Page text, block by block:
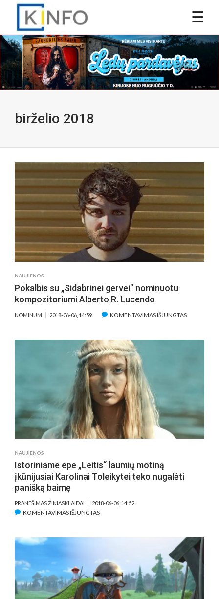
birželio 2018
NAUJIENOS
Pokalbis su „Sidabrinei gervei“ nominuotu
kompozitoriumi Alberto R. Lucendo
NOMINUM 2018-06-06, 14:59 KOMENTAVIMAS IŠJUNGTASĮRAŠE
LUCENDO
NAUJIENOS
Istoriniame epe „Leitis“ laumių motiną
įkūnijusiai Karolinai Toleikytei teko nugalėti
panišką baimę
PRANEŠIMAS ŽINIASKLAIDAI 2018-06-06, 14:52
KOMENTAVIMAS IŠJUNGTASĮRAŠE
MOTINĄ
ĮKŪNIJUSIAI
KAROLINAI
TOLEIKYTEI